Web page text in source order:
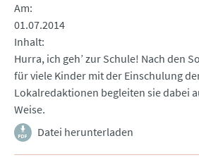
Am
01.07.2014
Inhalt
Hurra, ich geh’ zur Schule! Nach den
für viele Kinder mit der Einschulung
Lokalredaktionen begleiten sie dabei
Weise.
Datei herunterladen